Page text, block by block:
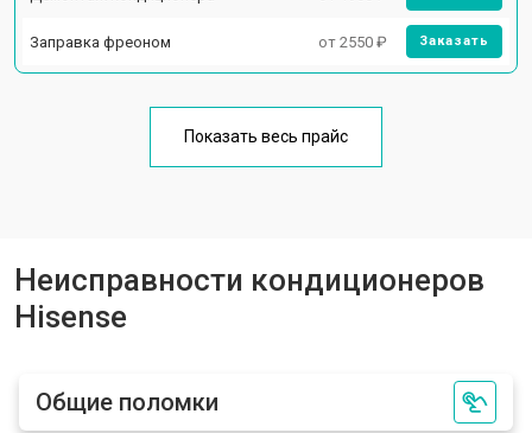
Заправка фреоном от 2550 ₽ Заказать
Показать весь прайс
Неисправности кондиционеров
Hisense
Общие поломки